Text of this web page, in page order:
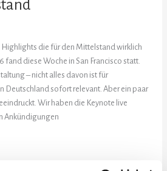
die für den Mittelstand wirklich
diese Woche in San Francisco statt.
– nicht alles davon ist für
Deutschland sofort relevant. Aber ein paar
Wir haben die Keynote live
Ankündigungen